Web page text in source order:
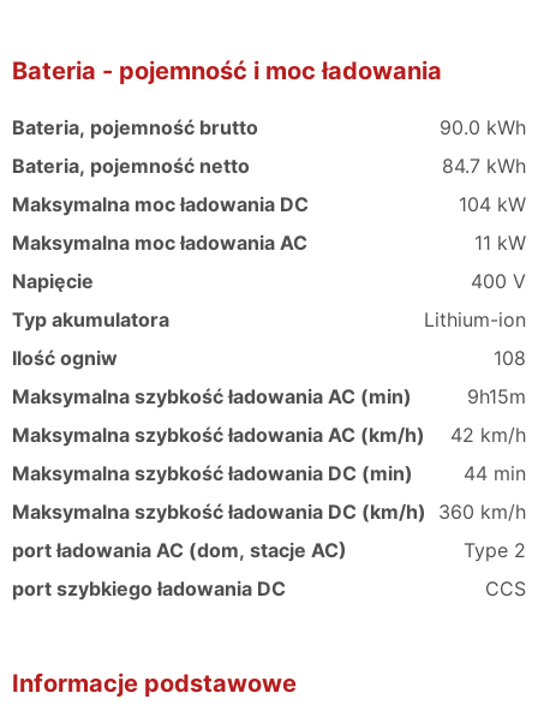
Bateria - pojemność i moc ładowania
Bateria, pojemność brutto
90.0 kWh
Bateria, pojemność netto
84.7 kWh
Maksymalna moc ładowania DC
104 kW
Maksymalna moc ładowania AC
11 kW
Napięcie
400 V
Typ akumulatora
Lithium-ion
Ilość ogniw
108
Maksymalna szybkość ładowania AC (min)
9h15m
Maksymalna szybkość ładowania AC (km/h)
42 km/h
Maksymalna szybkość ładowania DC (min)
44 min
Maksymalna szybkość ładowania DC (km/h)
360 km/h
port ładowania AC (dom, stacje AC)
Type 2
port szybkiego ładowania DC
CCS
Informacje podstawowe